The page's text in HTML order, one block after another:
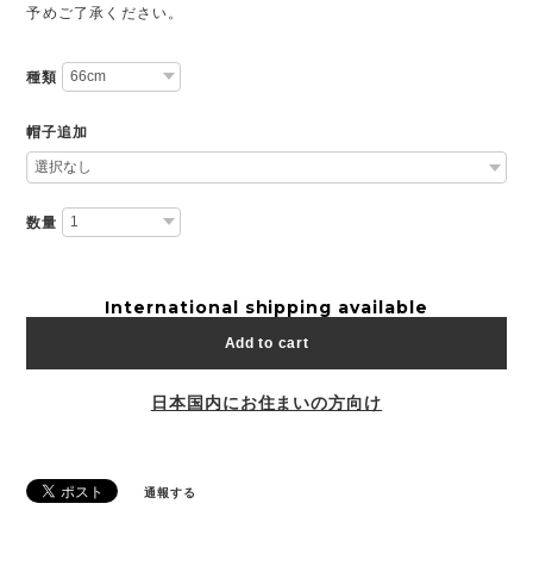
予めご了承ください。
種類
帽子追加
数量
International shipping available
Add to cart
日本国内にお住まいの方向け
通報する